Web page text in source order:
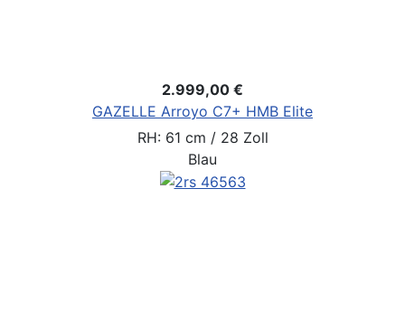
2.999,00 €
GAZELLE Arroyo C7+ HMB Elite
RH: 61 cm / 28 Zoll
Blau